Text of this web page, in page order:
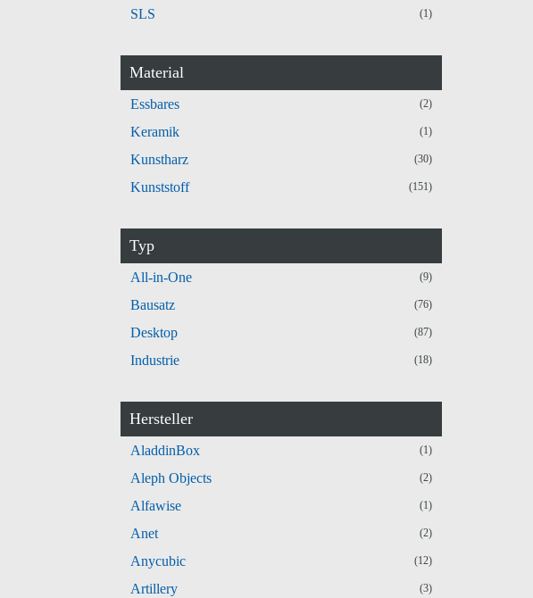
SLS (1)
Material
Essbares (2)
Keramik (1)
Kunstharz (30)
Kunststoff (151)
Typ
All-in-One (9)
Bausatz (76)
Desktop (87)
Industrie (18)
Hersteller
AladdinBox (1)
Aleph Objects (2)
Alfawise (1)
Anet (2)
Anycubic (12)
Artillery (3)